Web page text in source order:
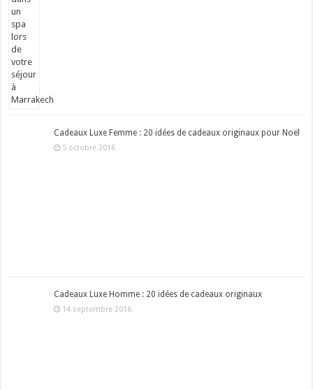
Cadeaux Luxe Femme : 20 idées de cadeaux originaux pour Noël
5 octobre 2016
Cadeaux Luxe Homme : 20 idées de cadeaux originaux
14 septembre 2016